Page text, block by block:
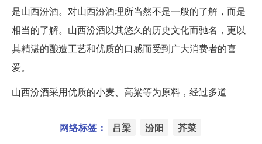
是山西汾酒。对山西汾酒理所当然不是一般的了解，而是
相当的了解。山西汾酒以其悠久的历史文化而驰名，更以
其精湛的酿造工艺和优质的口感而受到广大消费者的喜
爱。
山西汾酒采用优质的小麦、高粱等为原料，经过多道
网络标签： 吕梁 汾阳 芥菜